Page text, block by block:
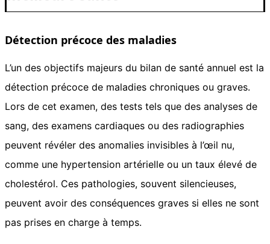
Détection précoce des maladies
L’un des objectifs majeurs du bilan de santé annuel est la
détection précoce de maladies chroniques ou graves.
Lors de cet examen, des tests tels que des analyses de
sang, des examens cardiaques ou des radiographies
peuvent révéler des anomalies invisibles à l’œil nu,
comme une hypertension artérielle ou un taux élevé de
cholestérol. Ces pathologies, souvent silencieuses,
peuvent avoir des conséquences graves si elles ne sont
pas prises en charge à temps.